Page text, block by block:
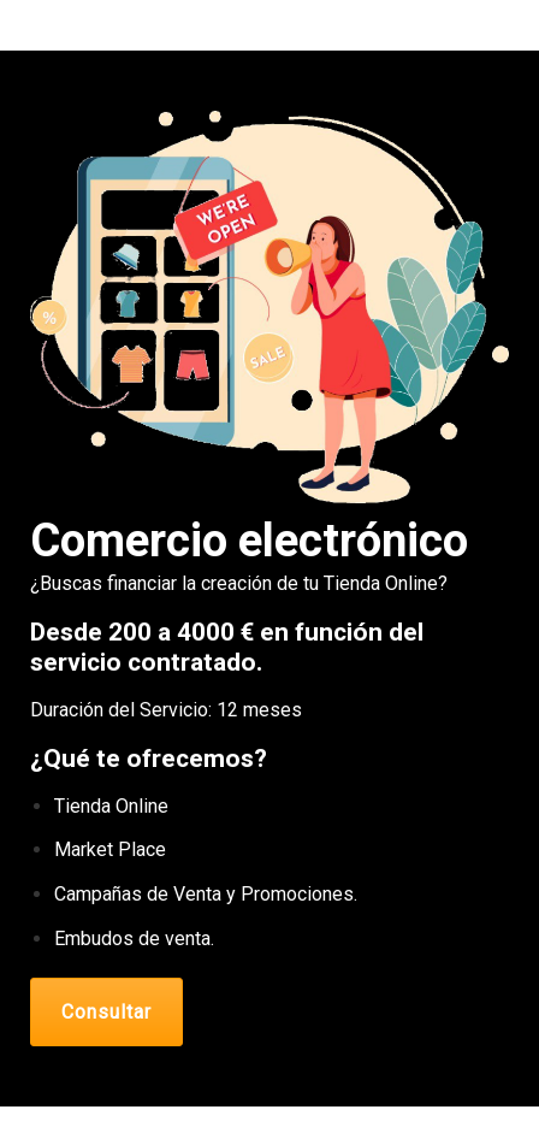
Comercio electrónico
¿Buscas financiar la creación de tu Tienda Online?
Desde 200 a 4000 € en función del
servicio contratado.
Duración del Servicio: 12 meses
¿Qué te ofrecemos?
Tienda Online
Market Place
Campañas de Venta y Promociones.
Embudos de venta.
Consultar